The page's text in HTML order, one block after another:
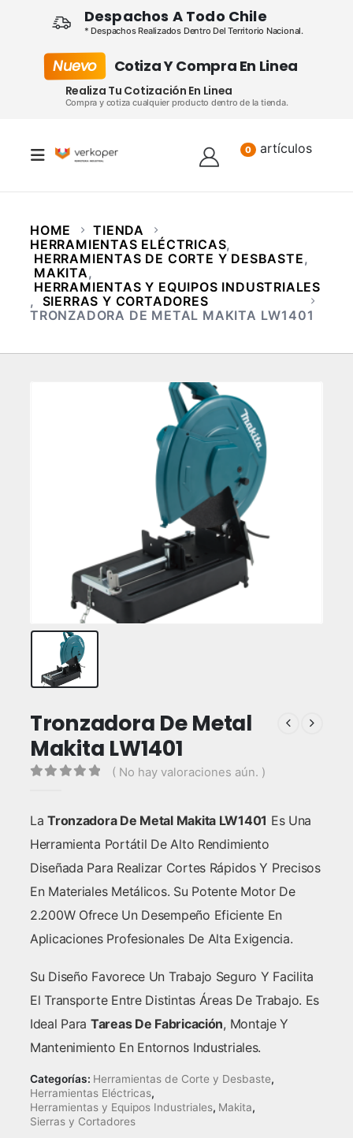
Despachos A Todo Chile
* Despachos Realizados Dentro Del Territorio Nacional.
Nuevo Cotiza Y Compra En Linea
Realiza Tu Cotización En Linea
Compra y cotiza cualquier producto dentro de la tienda.
0 artículos
HOME
TIENDA
HERRAMIENTAS ELÉCTRICAS,
HERRAMIENTAS DE CORTE Y DESBASTE,
MAKITA,
HERRAMIENTAS Y EQUIPOS INDUSTRIALES
, SIERRAS Y CORTADORES
TRONZADORA DE METAL MAKITA LW1401
Tronzadora De Metal
Makita LW1401
( No hay valoraciones aún. )
LaTronzadora De Metal Makita LW1401 Es Una
Herramienta Portátil De Alto Rendimiento
Diseñada Para Realizar Cortes Rápidos Y Precisos
En Materiales Metálicos. Su Potente Motor De
2.200W Ofrece Un Desempeño Eficiente En
Aplicaciones Profesionales De Alta Exigencia.
Su Diseño Favorece Un Trabajo Seguro Y Facilita
El Transporte Entre Distintas Áreas De Trabajo. Es
Ideal Para Tareas De Fabricación, Montaje Y
Mantenimiento En Entornos Industriales.
Categorías: Herramientas de Corte y Desbaste,
Herramientas Eléctricas,
Herramientas y Equipos Industriales, Makita,
Sierras y Cortadores